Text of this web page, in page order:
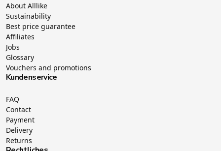
About Alllike
Sustainability
Best price guarantee
Affiliates
Jobs
Glossary
Vouchers and promotions
Kundenservice
FAQ
Contact
Payment
Delivery
Returns